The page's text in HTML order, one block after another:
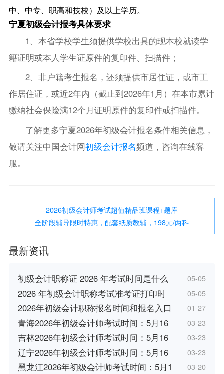
中、中专、职高和技校）及以上学历。
宁夏初级会计报考具体要求
1、本省学校学生须提供学校出具的现本校就读学
籍证明或本人学生证原件的复印件、扫描件；
2、非户籍考生报名，还须提供市居住证，或市工
作居住证，或近2年内（截止到2026年1月）在本市累计
缴纳社会保险满12个月证明原件的复印件或扫描件。
了解更多宁夏2026年初级会计报名条件相关信息，
敬请关注中国会计网初级会计报名频道，咨询在线客
服。
2026初级会计师考试超值精品班课程+题库
全阶段辅导限时特惠，配套纸质教辅，198元/两科
最新资讯
初级会计职称证 2026 年考试时间是什么 05-05
2026 年初级会计职称考试准考证打印时 05-05
2026年初级会计职称报名时间和报名入口 01-27
青海2026年初级会计师考试时间：5月16 03-23
吉林2026年初级会计师考试时间：5月16 03-23
辽宁2026年初级会计师考试时间：5月16 03-23
黑龙江2026年初级会计师考试时间：5月1 03-20